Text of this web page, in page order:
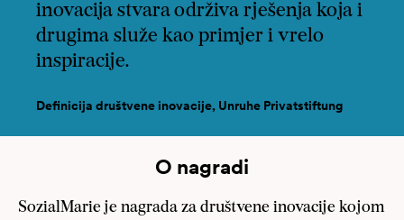
inovacija stvara održiva rješenja koja i
drugima služe kao primjer i vrelo
inspiracije.
Definicija društvene inovacije, Unruhe Privatstiftung
O nagradi
SozialMarie je nagrada za društvene inovacije kojom